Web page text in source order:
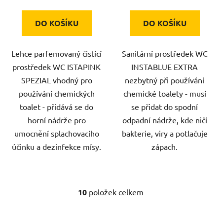
DO KOŠÍKU
Lehce parfemovaný čistící
prostředek WC ISTAPINK
SPEZIAL vhodný pro
používání chemických
toalet - přidává se do
horní nádrže pro
umocnění splachovacího
účinku a dezinfekce mísy.
DO KOŠÍKU
Sanitární prostředek WC
INSTABLUE EXTRA
nezbytný při používání
chemické toalety - musí
se přidat do spodní
odpadní nádrže, kde ničí
bakterie, viry a potlačuje
zápach.
O
10položek celkem